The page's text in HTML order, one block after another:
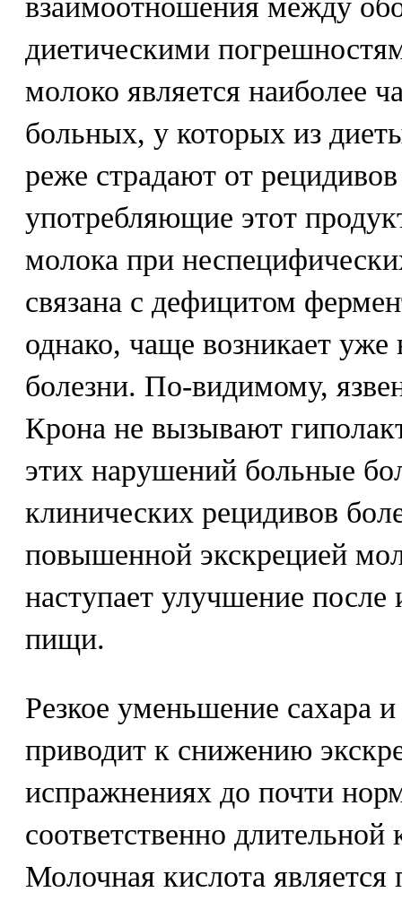
взаимоотношения между
диетическими
молоко является наиболее
больных, у которых из
реже страдают от
употребляющие этот
молока при
связана с дефицитом
однако, чаще возникает уже
болезни. По-видимому,
Крона не вызывают
этих нарушений больные
клинических рецидивов
повышенной экскрецией
наступает улучшение после
пищи.
Резкое уменьшение сахара
приводит к снижению
испражнениях до почти
соответственно
Молочная кислота